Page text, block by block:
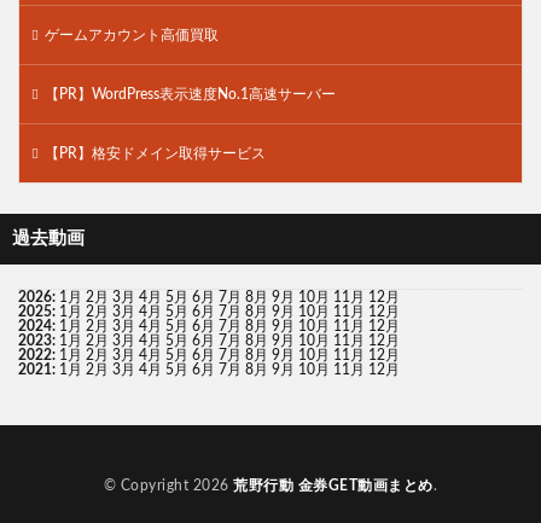
ゲームアカウント高価買取
【PR】WordPress表示速度No.1高速サーバー
【PR】格安ドメイン取得サービス
過去動画
2026: 1月 2月 3月 4月 5月 6月 7月 8月 9月 10月 11月 12月
2025: 1月 2月 3月 4月 5月 6月 7月 8月 9月 10月 11月 12月
2024: 1月 2月 3月 4月 5月 6月 7月 8月 9月 10月 11月 12月
2023: 1月 2月 3月 4月 5月 6月 7月 8月 9月 10月 11月 12月
2022: 1月 2月 3月 4月 5月 6月 7月 8月 9月 10月 11月 12月
2021: 1月 2月 3月 4月 5月 6月 7月 8月 9月 10月 11月 12月
© Copyright 2026荒野行動 金券GET動画まとめ.